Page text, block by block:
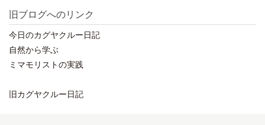
旧ブログへのリンク
今日のカグヤクルー日記
自然から学ぶ
ミマモリストの実践
旧カグヤクルー日記